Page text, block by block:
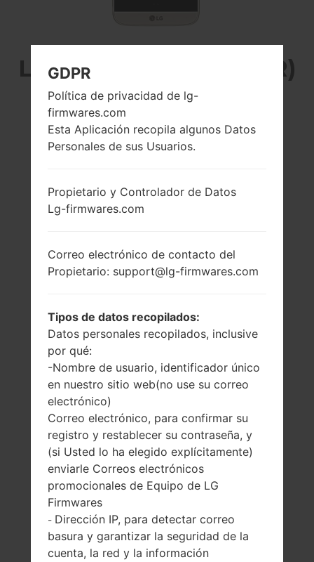
LG H820PR (LGH820PR)
DE LA SERIE LG G5
5.3 pulgadas
(~70.1% relación
(~554 densidad de
píxeles por
159 gramos (5.61
onzas)
2x2.15 GHz Kryo &
Snapdragon 820
4GB
Android 7.x
Nougat
Abril, 2016
GDPR
Política de privacidad de lg-
firmwares.com
Esta Aplicación recopila algunos Datos
Personales de sus Usuarios.
Propietario y Controlador de Datos
Lg-firmwares.com
Correo electrónico de contacto del
Propietario: support@lg-firmwares.com
Tipos de datos recopilados:
Datos personales recopilados, inclusive
por qué:
-Nombre de usuario, identificador único
en nuestro sitio web(no use su correo
electrónico)
Correo electrónico, para confirmar su
registro y restablecer su contraseña, y
(si Usted lo ha elegido explícitamente)
enviarle Correos electrónicos
promocionales de Equipo de LG
Firmwares
- Dirección IP, para detectar correo
basura y garantizar la seguridad de la
cuenta, la red y la información